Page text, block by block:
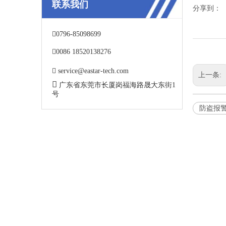
联系我们
0796-85098699
0086 18520138276
 service@eastar-tech.com
 广东省东莞市长厦岗福海路晟大东街1
号
分享到：
上一条:
防盗报